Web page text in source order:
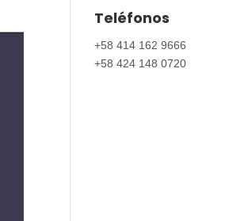
Teléfonos
+58 414 162 9666
+58 424 148 0720